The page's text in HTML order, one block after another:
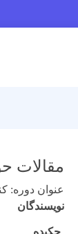
مقالات
عنوان دوره:
نویسندگان
چکیده